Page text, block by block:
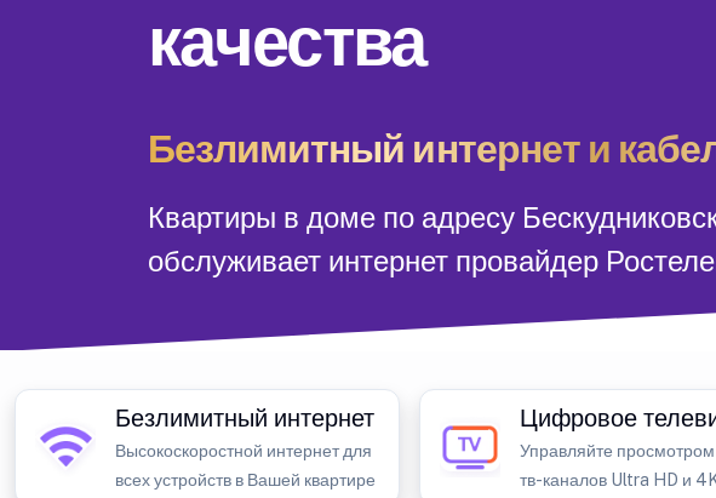
качества
Безлимитный интернет и
Квартиры в доме по адресу
обслуживает интернет провайдер
Безлимитный интернет
Высокоскоростной интернет для
всех устройств в Вашей квартире
Цифровое
Управляйте
тв-каналов Ultra HD и